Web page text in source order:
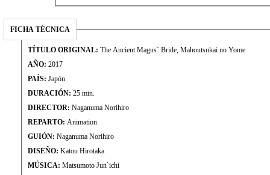
FICHA TÉCNICA
TÍTULO ORIGINAL: The Ancient Magus` Bride, Mahoutsukai no Yome
AÑO: 2017
PAÍS: Japón
DURACIÓN: 25 min.
DIRECTOR: Naganuma Norihiro
REPARTO: Animation
GUIÓN: Naganuma Norihiro
DISEÑO: Katou Hirotaka
MÚSICA: Matsumoto Jun`ichi